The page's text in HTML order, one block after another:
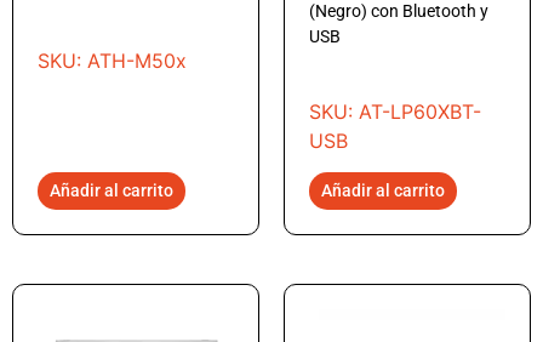
SKU: ATH-M50x
Añadir al carrito
(Negro) con Bluetooth y
USB
SKU: AT-LP60XBT-
USB
Añadir al carrito